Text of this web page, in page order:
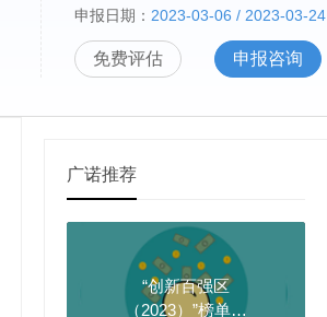
申报日期： 2023-03-06 / 2023-03-24
免费评估 申报咨询
广诺推荐
“创新百强区
（2023）”榜单发